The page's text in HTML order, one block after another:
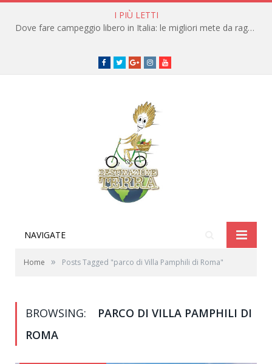
I PIÙ LETTI
Dove fare campeggio libero in Italia: le migliori mete da raggiungere in traghetto
Facebook
TwitterGoogle+instagramyoutube
NAVIGATE
Home » Posts Tagged "parco di Villa Pamphili di Roma"
BROWSING:
PARCO DI VILLA PAMPHILI DI
ROMA